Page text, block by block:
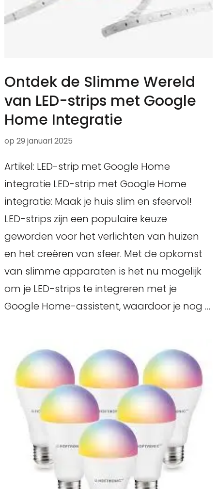
Ontdek de Slimme Wereld
van LED-strips met Google
Home Integratie
op 29 januari 2025
Artikel: LED-strip met Google Home
integratie LED-strip met Google Home
integratie: Maak je huis slim en sfeervol!
LED-strips zijn een populaire keuze
geworden voor het verlichten van huizen
en het creëren van sfeer. Met de opkomst
van slimme apparaten is het nu mogelijk
om je LED-strips te integreren met je
Google Home-assistent, waardoor je nog …